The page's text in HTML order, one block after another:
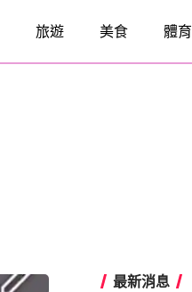
旅遊 美食 體育
最新消息